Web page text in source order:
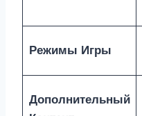
Режимы Игры
Дополнительный